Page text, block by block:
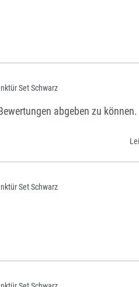
Set Schwarz
abgeben zu können.
Set Schwarz